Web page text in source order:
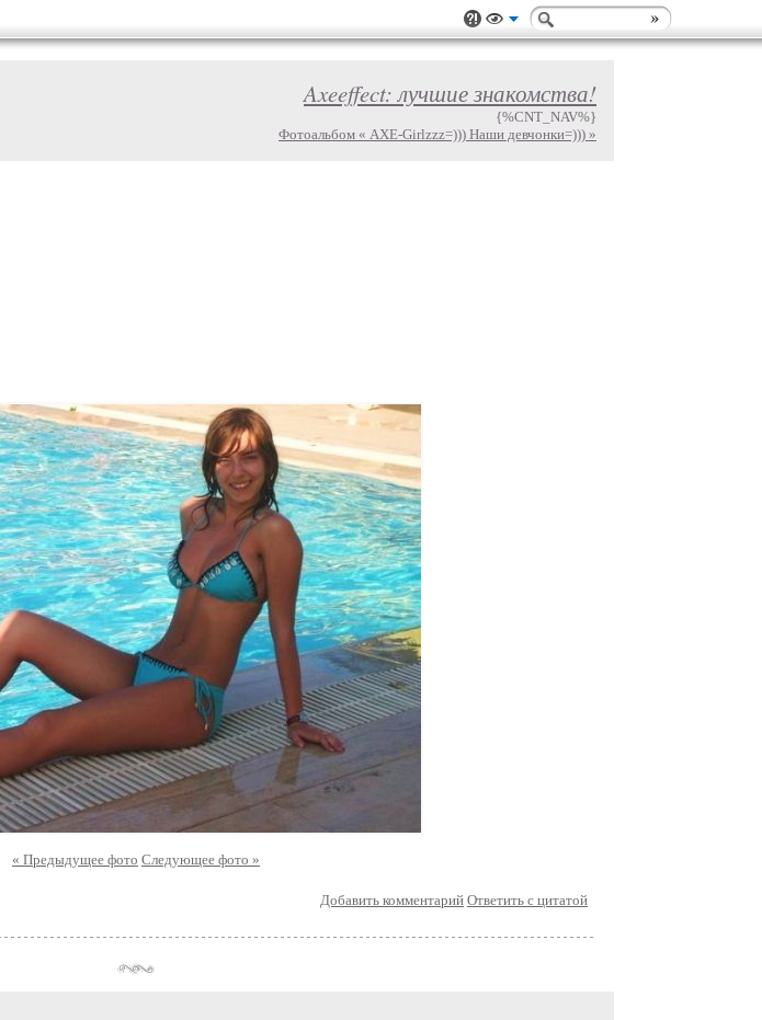
Axeeffect: лучшие знакомства!
{%CNT_NAV%}
Фотоальбом « AXE-Girlzzz=))) Наши девчонки=))) »
« Предыдущее фото Следующее фото »
Добавить комментарий Ответить с цитатой